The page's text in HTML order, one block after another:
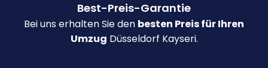
Best-Preis-Garantie
Bei uns erhalten Sie den besten Preis für Ihren
Umzug Düsseldorf Kayseri.